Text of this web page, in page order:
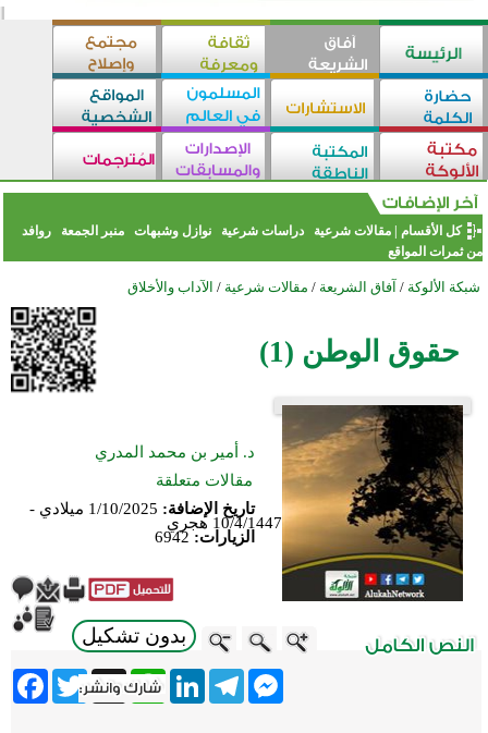
كل الأقسام |مقالات شرعية دراسات شرعية نوازل وشبهات منبر الجمعة
روافد
من ثمرات المواقع
شبكة الألوكة / آفاق الشريعة / مقالات شرعية / الآداب والأخلاق
حقوق الوطن (1)
د. أمير بن محمد المدري
مقالات متعلقة
تاريخ الإضافة:
1/10/2025 ميلادي -
10/4/1447 هجري
الزيارات: 6942
بدون تشكيل
Twitter X
WhatsApp
LinkedInTelegram
Messenger